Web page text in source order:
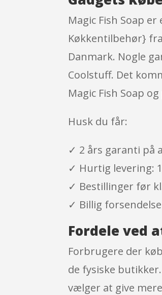
Magic Fish Soap
Køkkentilbehør}
Danmark. Nogle
Coolstuff. Det
Magic Fish Soap
Husk du får:
✓ 2 års garanti på
✓ Hurtig levering:
✓ Bestillinger før
✓ Billig
Fordele ved
Forbrugere der
de fysiske
vælger at give